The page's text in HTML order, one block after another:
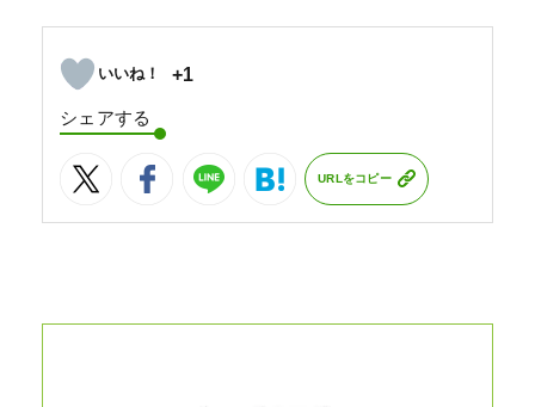
+1
シェアする
URLをコピー